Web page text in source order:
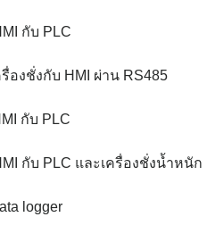
กับ PLC
องชั่งกับ HMI ผ่าน RS485
กับ PLC
กับ PLC และเครื่องชั่งน้ำหนัก
logger